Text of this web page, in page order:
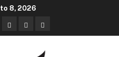
8, 2026